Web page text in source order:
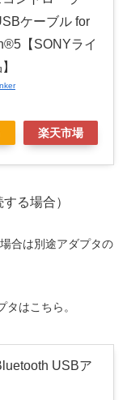
ケーブル for
【SONYライ
楽天市場
る場合）
合は別途アダプタの
はこちら。
USBア